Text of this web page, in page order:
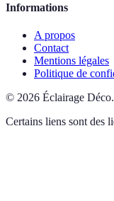
Informations
A propos
Contact
Mentions légales
Politique de
© 2026 Éclairage Déco.
Certains liens sont des